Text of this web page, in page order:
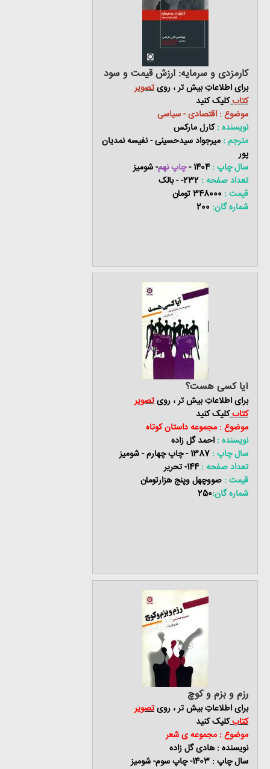
کارمزدی و سرمایه: ارزش قیمت و سود
برای اطلاعاتِ بیش تر ، رویتصویر
کتابکلیک کنید
موضوع : اقتصادی - سیاسی
نویسنده :کارل مارکس
مترجم : میرجواد سیدحسینی - نفیسه نمدیان
پور
سال چاپ :1404 - چاپنهم-شومیز
تعداد صفحه : 232- - بالک
قیمت : 348000 تومان
شماره گان: 200
آیا کسی هست؟
برای اطلاعاتِ بیش تر ، رویتصویر
کتابکلیک کنید
موضوع : مجموعه داستان کوتاه
نویسنده :احمد گل زاده
سال چاپ :
تعداد صفحه :144- تحریر
قیمت : صووچهل وپنج هزارتومان
شماره گان:250
رزم و بزم و کوچ
برای اطلاعاتِ بیش تر ، رویتصویر
کتابکلیک کنید
موضوع : مجموعه ی شعر
نویسنده : هادی گل زاده
سال چاپ : 1403- چاپ سوم- شومیز